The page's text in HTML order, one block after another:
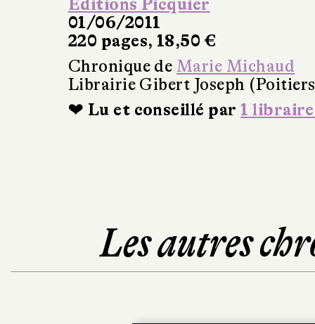
Éditions Picquier
01/06/2011
220 pages, 18,50 €
Chronique de Marie Michaud
Librairie Gibert Joseph
❤ Lu et conseillé par 1
Les autres